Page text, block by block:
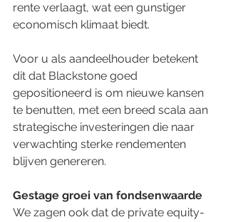
rente verlaagt, wat een gunstiger
economisch klimaat biedt.
Voor u als aandeelhouder betekent
dit dat Blackstone goed
gepositioneerd is om nieuwe kansen
te benutten, met een breed scala aan
strategische investeringen die naar
verwachting sterke rendementen
blijven genereren.
Gestage groei van fondsenwaarde
We zagen ook dat de private equity-